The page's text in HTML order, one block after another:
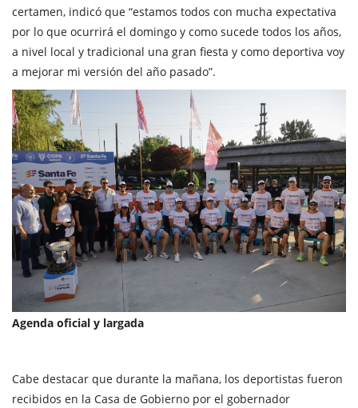
certamen, indicó que “estamos todos con mucha expectativa
por lo que ocurrirá el domingo y como sucede todos los años,
a nivel local y tradicional una gran fiesta y como deportiva voy
a mejorar mi versión del año pasado”.
Agenda oficial y largada
Cabe destacar que durante la mañana, los deportistas fueron
recibidos en la Casa de Gobierno por el gobernador